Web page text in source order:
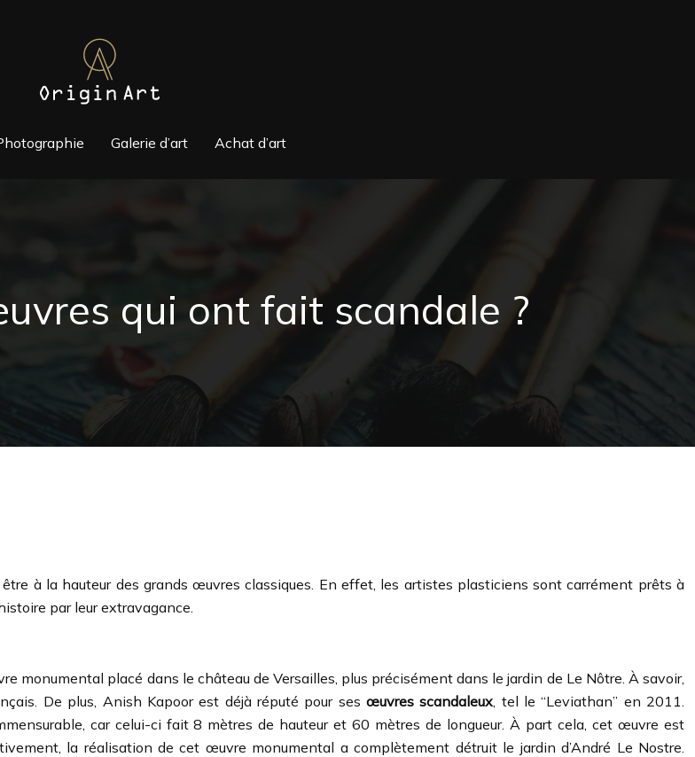
Galerie d’art Achat d’art
qui ont fait scandale ?
à la hauteur des grands œuvres classiques. En effet, les artistes plasticiens sont carrément prêts à
par leur extravagance.
placé dans le château de Versailles, plus précisément dans le jardin de Le Nôtre. À savoir,
De plus, Anish Kapoor est déjà réputé pour ses œuvres scandaleux, tel le “Leviathan” en 2011.
car celui-ci fait 8 mètres de hauteur et 60 mètres de longueur. À part cela, cet œuvre est
la réalisation de cet œuvre monumental a complètement détruit le jardin d’André Le Nostre.